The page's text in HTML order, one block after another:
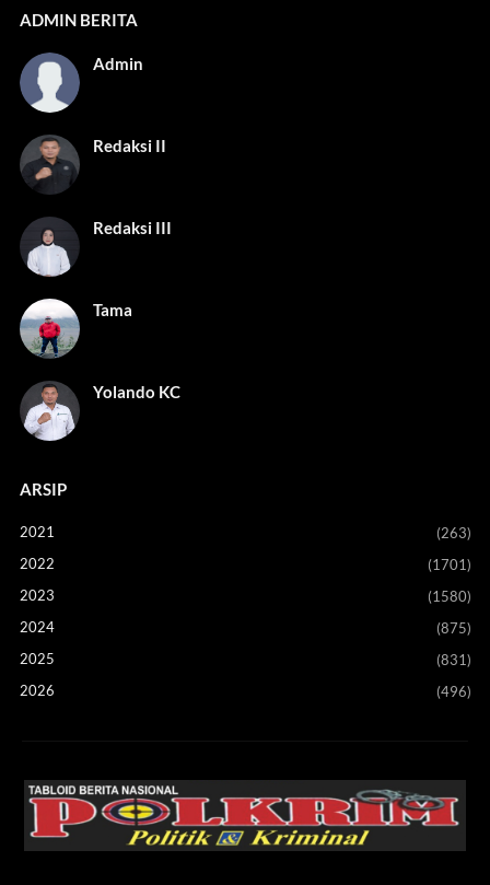
ADMIN BERITA
Admin
Redaksi II
Redaksi III
Tama
Yolando KC
ARSIP
2021
(263)
2022
(1701)
2023
(1580)
2024
(875)
2025
(831)
2026
(496)